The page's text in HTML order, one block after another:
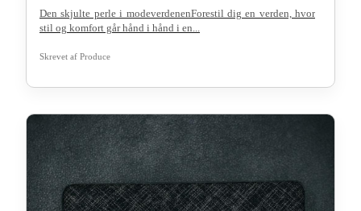
Den skjulte perle i modeverdenenForestil dig en verden, hvor
stil og komfort går hånd i hånd i en...
Skrevet af Produce